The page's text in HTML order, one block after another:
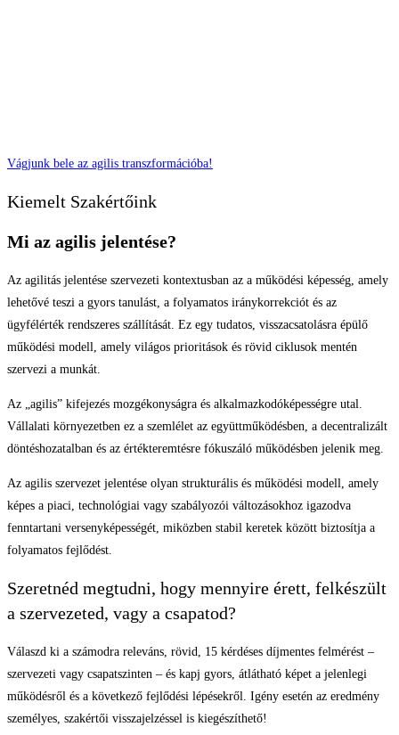
Vágjunk bele az agilis transzformációba!
Kiemelt Szakértőink
Mi az agilis jelentése?
Az agilitás jelentése szervezeti kontextusban az a működési képesség, amely
lehetővé teszi a gyors tanulást, a folyamatos iránykorrekciót és az
ügyfélérték rendszeres szállítását. Ez egy tudatos, visszacsatolásra épülő
működési modell, amely világos prioritások és rövid ciklusok mentén
szervezi a munkát.
Az „agilis” kifejezés mozgékonyságra és alkalmazkodóképességre utal.
Vállalati környezetben ez a szemlélet az együttműködésben, a decentralizált
döntéshozatalban és az értékteremtésre fókuszáló működésben jelenik meg.
Az agilis szervezet jelentése olyan strukturális és működési modell, amely
képes a piaci, technológiai vagy szabályozói változásokhoz igazodva
fenntartani versenyképességét, miközben stabil keretek között biztosítja a
folyamatos fejlődést.
Szeretnéd megtudni, hogy mennyire érett, felkészült
a szervezeted, vagy a csapatod?
Válaszd ki a számodra releváns, rövid, 15 kérdéses díjmentes felmérést –
szervezeti vagy csapatszinten – és kapj gyors, átlátható képet a jelenlegi
működésről és a következő fejlődési lépésekről. Igény esetén az eredmény
személyes, szakértői visszajelzéssel is kiegészíthető!